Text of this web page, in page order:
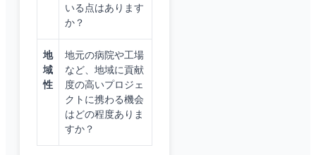
いる点はあります
か？
地
域
性
地元の病院や工場
など、地域に貢献
度の高いプロジェ
クトに携わる機会
はどの程度ありま
すか？